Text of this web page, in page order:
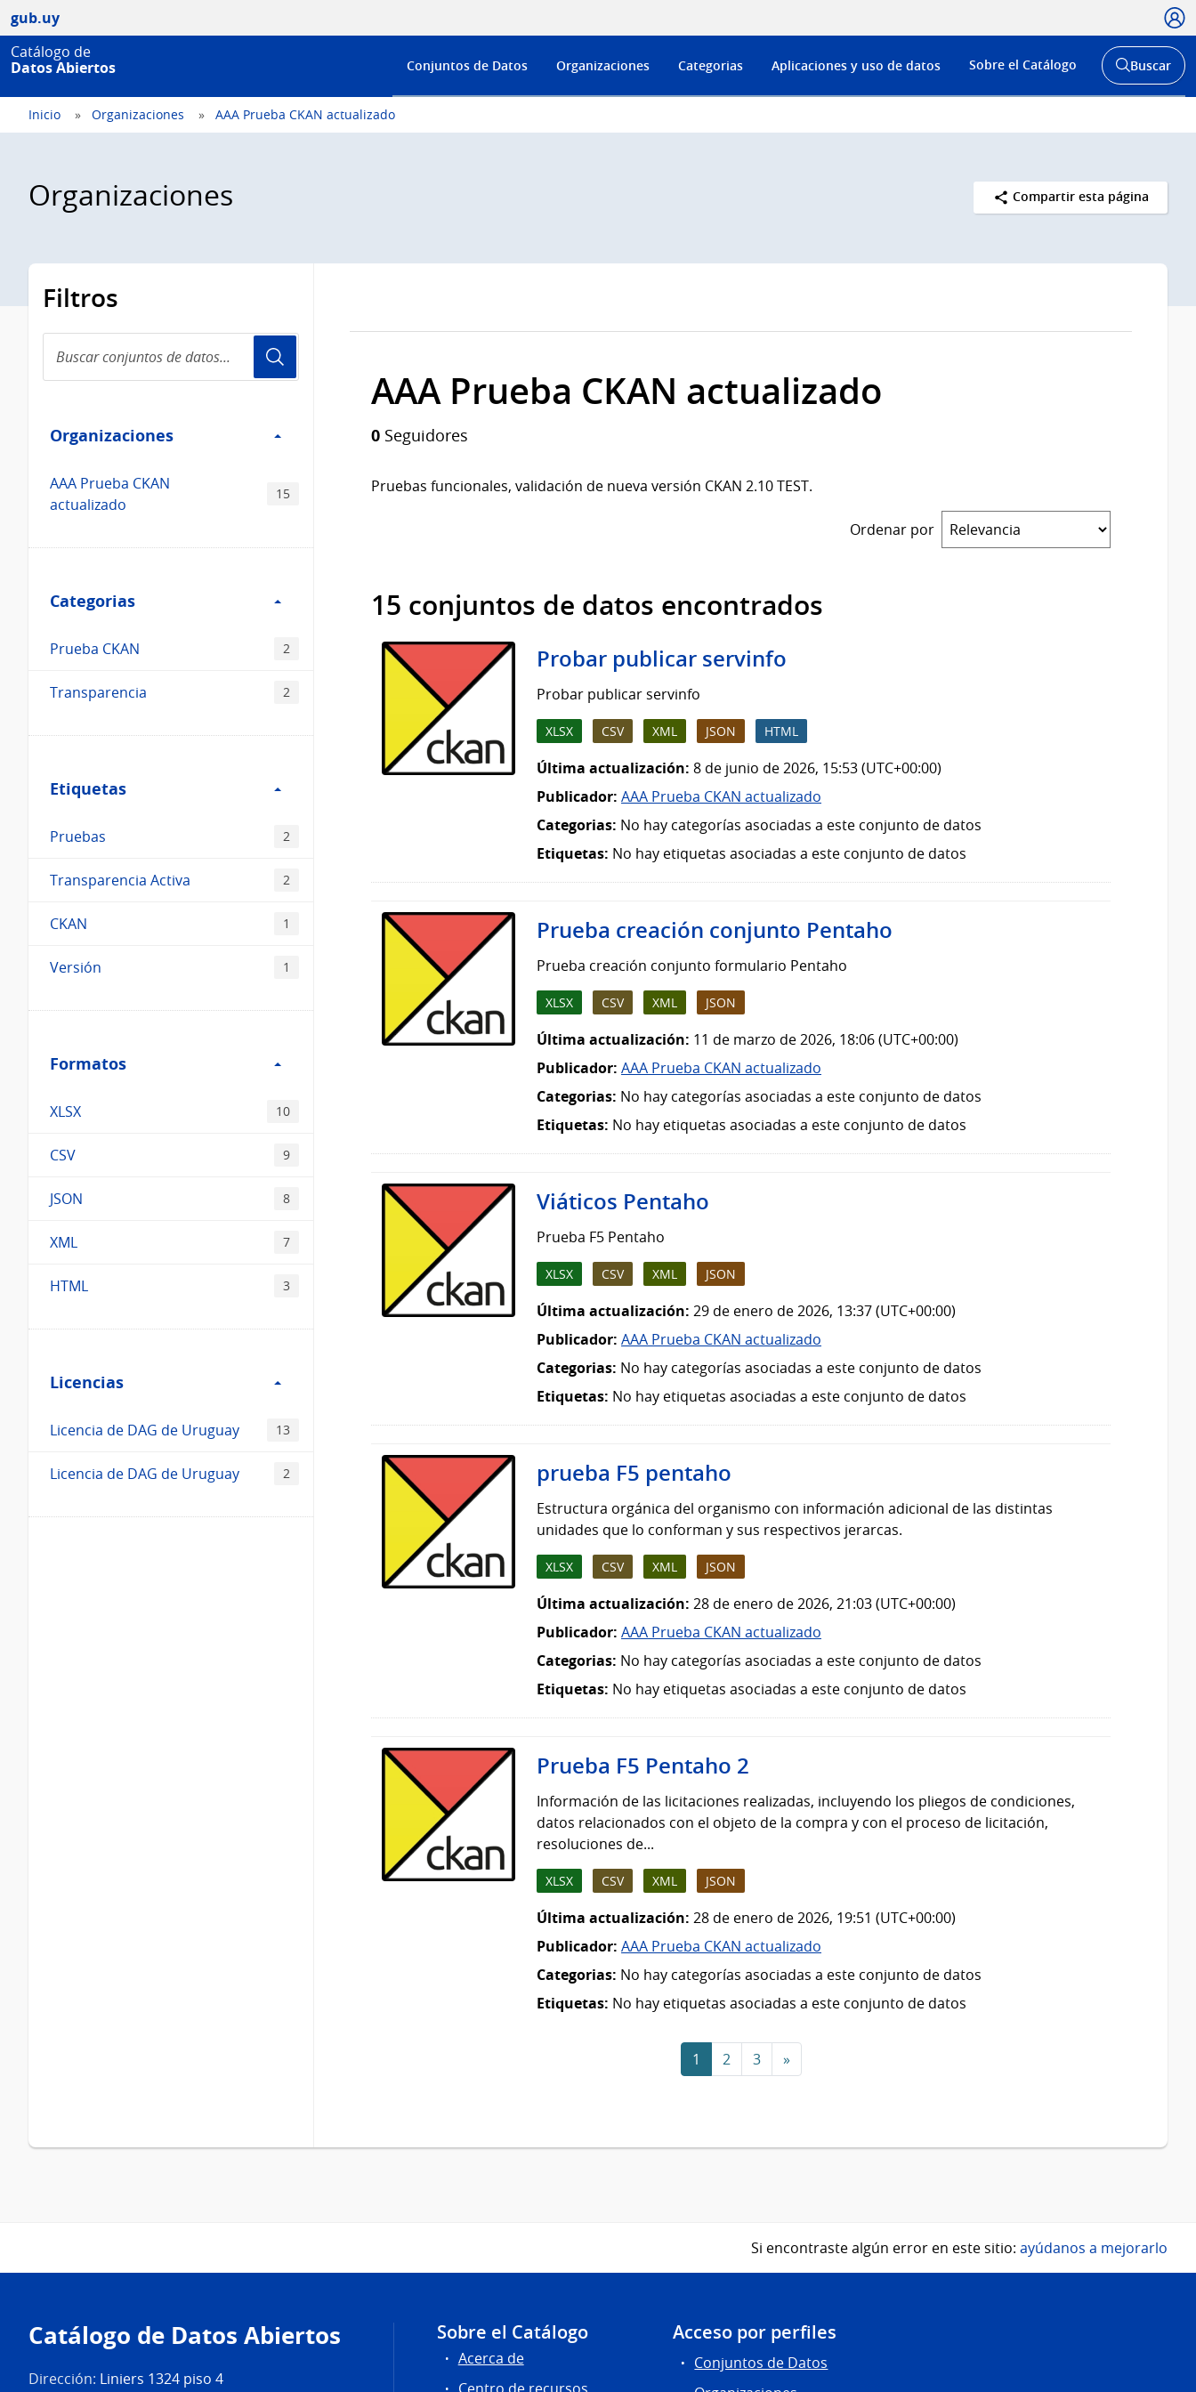
gub.uy
Catálogo de
Datos Abiertos
Menú
de
Conjuntos de Datos Organizaciones Categorias Aplicaciones y uso de datos Sobre el Catálogo
Abrir
buscador
Buscar
Inicio Organizaciones AAA Prueba CKAN actualizado
Organizaciones Compartir esta página
Filtros
conjuntos
de
Organizaciones
Organizaciones
AAA Prueba CKAN
actualizado
15
Categorias
Categorias
Prueba CKAN 2
Transparencia 2
Etiquetas
Etiquetas
Pruebas 2
Transparencia Activa 2
CKAN 1
Versión 1
Formatos
Formatos
XLSX 10
CSV 9
JSON 8
XML 7
HTML 3
Licencias
Licencias
Licencia de DAG de Uruguay 13
Licencia de DAG de Uruguay 2
AAA Prueba CKAN actualizado
0 Seguidores
Pruebas funcionales, validación de nueva versión CKAN 2.10 TEST.
Ordenar por
15 conjuntos de datos encontrados
Probar publicar servinfo
Probar publicar servinfo
XLSX CSV XML JSON HTML
Última actualización: 8 de junio de 2026, 15:53 (UTC+00:00)
Publicador: AAA Prueba CKAN actualizado
Categorias: No hay categorías asociadas a este conjunto de datos
Etiquetas: No hay etiquetas asociadas a este conjunto de datos
Prueba creación conjunto Pentaho
Prueba creación conjunto formulario Pentaho
XLSX CSV XML JSON
Última actualización: 11 de marzo de 2026, 18:06 (UTC+00:00)
Publicador: AAA Prueba CKAN actualizado
Categorias: No hay categorías asociadas a este conjunto de datos
Etiquetas: No hay etiquetas asociadas a este conjunto de datos
Viáticos Pentaho
Prueba F5 Pentaho
XLSX CSV XML JSON
Última actualización: 29 de enero de 2026, 13:37 (UTC+00:00)
Publicador: AAA Prueba CKAN actualizado
Categorias: No hay categorías asociadas a este conjunto de datos
Etiquetas: No hay etiquetas asociadas a este conjunto de datos
prueba F5 pentaho
Estructura orgánica del organismo con información adicional de las distintas
unidades que lo conforman y sus respectivos jerarcas.
XLSX CSV XML JSON
Última actualización: 28 de enero de 2026, 21:03 (UTC+00:00)
Publicador: AAA Prueba CKAN actualizado
Categorias: No hay categorías asociadas a este conjunto de datos
Etiquetas: No hay etiquetas asociadas a este conjunto de datos
Prueba F5 Pentaho 2
Información de las licitaciones realizadas, incluyendo los pliegos de condiciones,
datos relacionados con el objeto de la compra y con el proceso de licitación,
resoluciones de...
XLSX CSV XML JSON
Última actualización: 28 de enero de 2026, 19:51 (UTC+00:00)
Publicador: AAA Prueba CKAN actualizado
Categorias: No hay categorías asociadas a este conjunto de datos
Etiquetas: No hay etiquetas asociadas a este conjunto de datos
1 2 3 »
Si encontraste algún error en este sitio: ayúdanos a mejorarlo
de
página
Catálogo de Datos Abiertos
Dirección: Liniers 1324 piso 4
Sobre el Catálogo
Acerca de
Acceso por perfiles
Conjuntos de Datos